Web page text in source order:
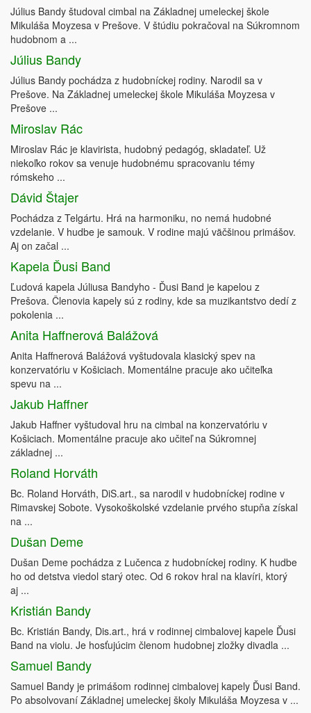
Július Bandy študoval cimbal na Základnej umeleckej škole
Mikuláša Moyzesa v Prešove. V štúdiu pokračoval na Súkromnom
hudobnom a ...
Július Bandy
Július Bandy pochádza z hudobníckej rodiny. Narodil sa v
Prešove. Na Základnej umeleckej škole Mikuláša Moyzesa v
Prešove ...
Miroslav Rác
Miroslav Rác je klavirista, hudobný pedagóg, skladateľ. Už
niekoľko rokov sa venuje hudobnému spracovaniu témy
rómskeho ...
Dávid Štajer
Pochádza z Telgártu. Hrá na harmoniku, no nemá hudobné
vzdelanie. V hudbe je samouk. V rodine majú väčšinou primášov.
Aj on začal ...
Kapela Ďusi Band
Ľudová kapela Júliusa Bandyho - Ďusi Band je kapelou z
Prešova. Členovia kapely sú z rodiny, kde sa muzikantstvo dedí z
pokolenia ...
Anita Haffnerová Balážová
Anita Haffnerová Balážová vyštudovala klasický spev na
konzervatóriu v Košiciach. Momentálne pracuje ako učiteľka
spevu na ...
Jakub Haffner
Jakub Haffner vyštudoval hru na cimbal na konzervatóriu v
Košiciach. Momentálne pracuje ako učiteľ na Súkromnej
základnej ...
Roland Horváth
Bc. Roland Horváth, DiS.art., sa narodil v hudobníckej rodine v
Rimavskej Sobote. Vysokoškolské vzdelanie prvého stupňa získal
na ...
Dušan Deme
Dušan Deme pochádza z Lučenca z hudobníckej rodiny. K hudbe
ho od detstva viedol starý otec. Od 6 rokov hral na klavíri, ktorý
aj ...
Kristián Bandy
Bc. Kristián Bandy, Dis.art., hrá v rodinnej cimbalovej kapele Ďusi
Band na violu. Je hosťujúcim členom hudobnej zložky divadla ...
Samuel Bandy
Samuel Bandy je primášom rodinnej cimbalovej kapely Ďusi Band.
Po absolvovaní Základnej umeleckej školy Mikuláša Moyzesa v ...